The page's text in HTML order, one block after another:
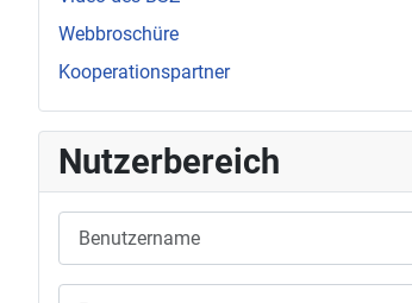
Webbroschüre
Kooperationspartner
Nutzerbereich